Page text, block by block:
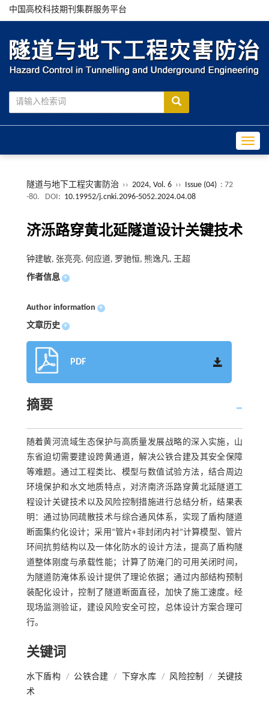
中国高校科技期刊集群服务平台
隧道与地下工程灾害防治 ›› 2024, Vol. 6 ›› Issue (04) : 72
-80.
DOI: 10.19952/j.cnki.2096-5052.2024.04.08
济泺路穿黄北延隧道设计关键技术
钟建敏, 张亮亮, 何应道, 罗驰恒, 熊逸凡, 王超
作者信息 +
Author information +
文章历史 +
PDF
摘要
随着黄河流域生态保护与高质量发展战略的深入实施，山
东省迫切需要建设跨黄通道，解决公铁合建及其安全保障
等难题。通过工程类比、模型与数值试验方法，结合周边
环境保护和水文地质特点，对济南济泺路穿黄北延隧道工
程设计关键技术以及风险控制措施进行总结分析，结果表
明：通过协同疏散技术与综合通风体系，实现了盾构隧道
断面集约化设计；采用“管片+非封闭内衬”计算模型、管片
环间抗剪结构以及一体化防水的设计方法，提高了盾构隧
道整体刚度与承载性能；计算了防淹门的可用关闭时间，
为隧道防淹体系设计提供了理论依据；通过内部结构预制
装配化设计，控制了隧道断面直径，加快了施工速度。经
现场监测验证，建设风险安全可控，总体设计方案合理可
行。
关键词
水下盾构 / 公铁合建 / 下穿水库 / 风险控制 /
关键技
术